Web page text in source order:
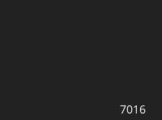
7016